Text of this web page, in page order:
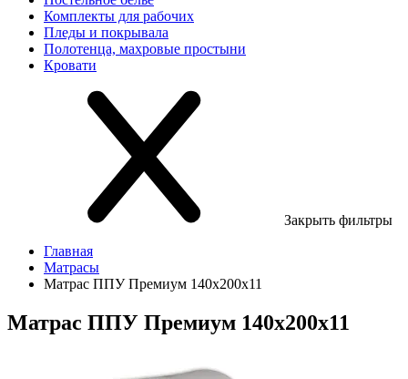
Комплекты для рабочих
Пледы и покрывала
Полотенца, махровые простыни
Кровати
Закрыть фильтры
Главная
Матрасы
Матрас ППУ Премиум 140х200х11
Матрас ППУ Премиум 140х200х11